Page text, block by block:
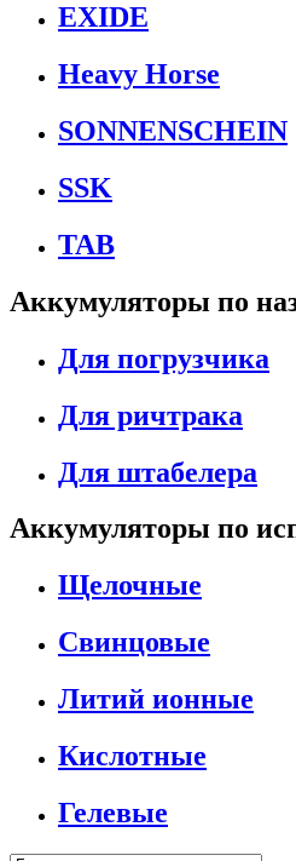
EXIDE
Heavy Horse
SONNENSCHEIN
SSK
TAB
Аккумуляторы по
Для погрузчика
Для ричтрака
Для штабелера
Аккумуляторы по
Щелочные
Свинцовые
Литий ионные
Кислотные
Гелевые